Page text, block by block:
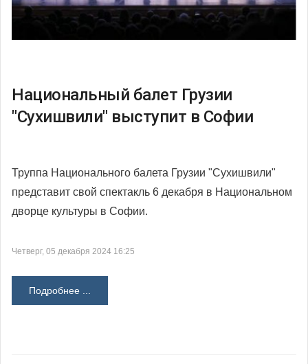
Национальный балет Грузии
"Сухишвили" выступит в Софии
Труппа Национального балета Грузии "Сухишвили"
представит свой спектакль 6 декабря в Национальном
дворце культуры в Софии.
Четверг, 05 декабря 2024 16:25
Подробнее ...